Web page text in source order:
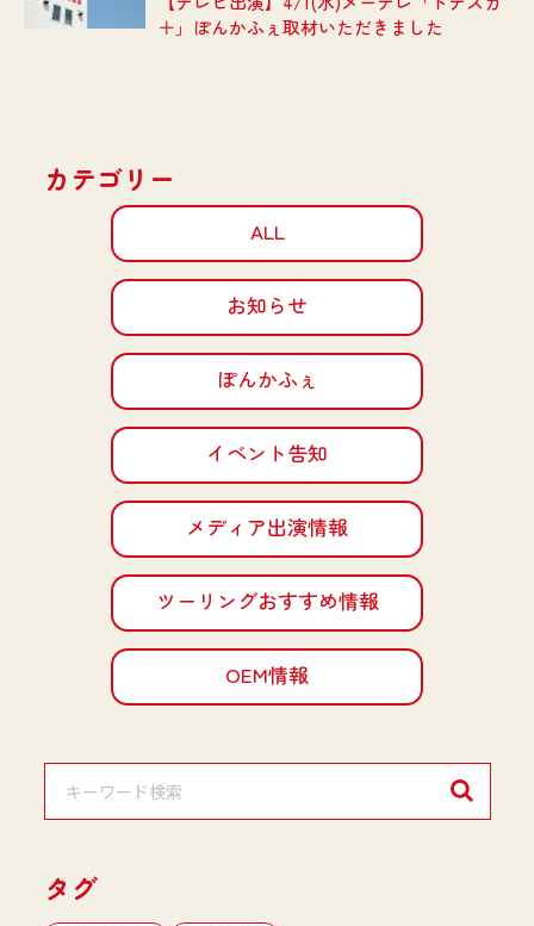
＋」ぽんかふぇ取材いただきました
カテゴリー
ALL
お知らせ
ぽんかふぇ
イベント告知
メディア出演情報
ツーリングおすすめ情報
OEM情報
タグ